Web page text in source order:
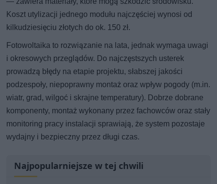
Koszt utylizacji jednego modułu najczęściej wynosi od
kilkudziesięciu złotych do ok. 150 zł.
Fotowoltaika to rozwiązanie na lata, jednak wymaga uwagi
i okresowych przeglądów. Do najczęstszych usterek
prowadzą błędy na etapie projektu, słabszej jakości
podzespoły, niepoprawny montaż oraz wpływ pogody (m.in.
wiatr, grad, wilgoć i skrajne temperatury). Dobrze dobrane
komponenty, montaż wykonany przez fachowców oraz stały
monitoring pracy instalacji sprawiają, że system pozostaje
wydajny i bezpieczny przez długi czas.
Najpopularniejsze w tej chwili